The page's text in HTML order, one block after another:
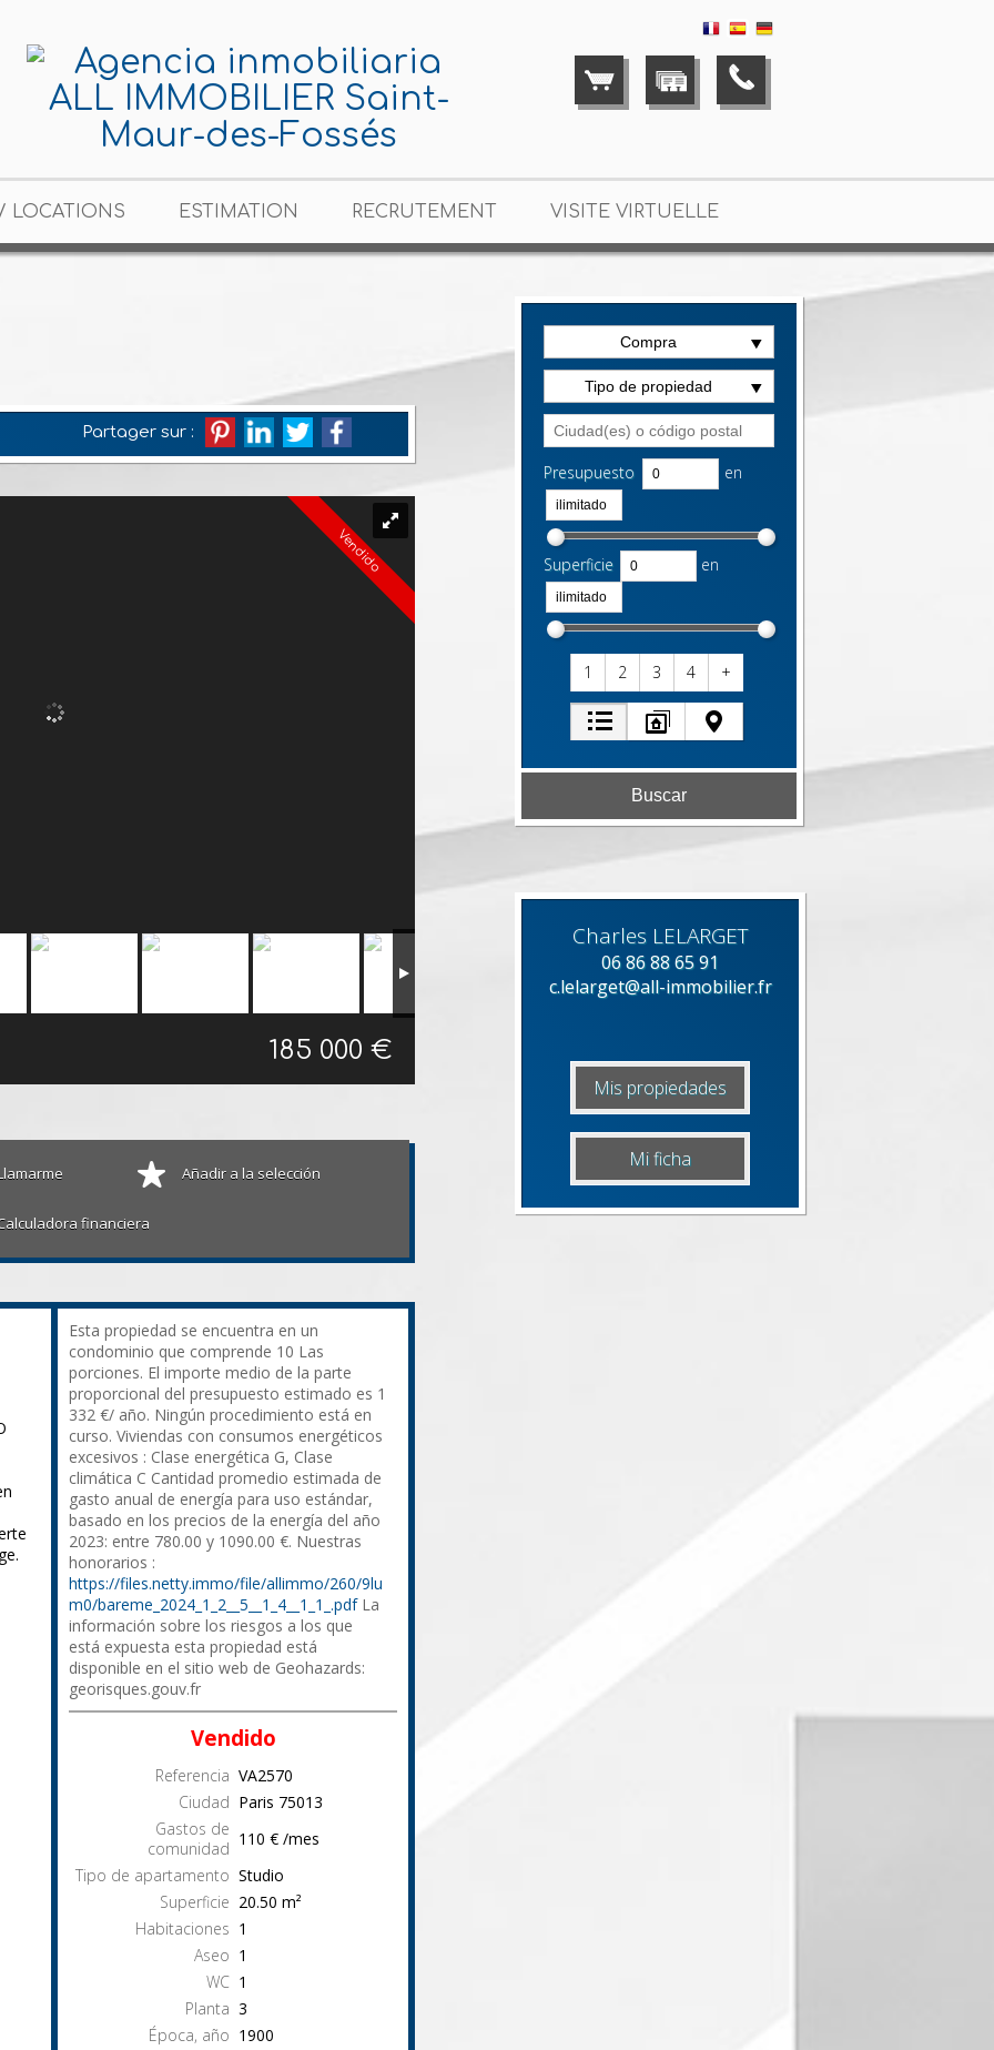
LOCATIONS ESTIMATION RECRUTEMENT VISITE VIRTUELLE
Compra
Tipo de propiedad
Presupuesto en
Superficie en
1 2 3 4 +
Charles LELARGET
06 86 88 65 91
c.lelarget@all-immobilier.fr
Mis propiedades
Mi ficha
Partager sur :
Vendido
185 000 €
Añadir a la selección
financiera
Esta propiedad se encuentra en un
condominio que comprende 10 Las
porciones. El importe medio de la parte
proporcional del presupuesto estimado es 1
332 €/ año. Ningún procedimiento está en
curso. Viviendas con consumos energéticos
excesivos : Clase energética G, Clase
climática C Cantidad promedio estimada de
gasto anual de energía para uso estándar,
basado en los precios de la energía del año
2023: entre 780.00 y 1090.00 €. Nuestras
honorarios :
https://files.netty.immo/file/allimmo/260/9lu
m0/bareme_2024_1_2__5__1_4__1_1_.pdfLa
información sobre los riesgos a los que
está expuesta esta propiedad está
disponible en el sitio web de Geohazards:
georisques.gouv.fr
Vendido
Referencia VA2570
Ciudad Paris 75013
Gastos de
comunidad 110 € /mes
Tipo de apartamento Studio
Superficie 20.50 m²
Habitaciones 1
Aseo 1
WC 1
Planta 3
Época, año 1900